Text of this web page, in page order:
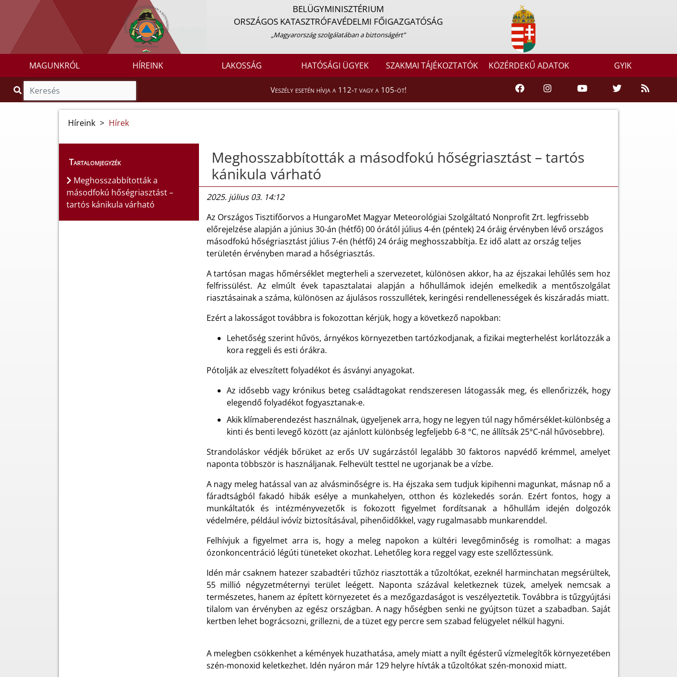
BELÜGYMINISZTÉRIUM
ORSZÁGOS KATASZTRÓFAVÉDELMI FŐIGAZGATÓSÁG
„Magyarország szolgálatában a biztonságért”
MAGUNKRÓL HÍREINK LAKOSSÁG HATÓSÁGI ÜGYEK SZAKMAI TÁJÉKOZTATÓK KÖZÉRDEKŰ ADATOK GYIK
Veszély esetén hívja a 112-t vagy a 105-öt!
Híreink > Hírek
Tartalomjegyzék
Meghosszabbították a
másodfokú hőségriasztást –
tartós kánikula várható
Meghosszabbították a másodfokú hőségriasztást – tartós
kánikula várható
2025. július 03. 14:12
Az Országos Tisztifőorvos a HungaroMet Magyar Meteorológiai Szolgáltató Nonprofit Zrt. legfrissebb
előrejelzése alapján a június 30-án (hétfő) 00 órától július 4-én (péntek) 24 óráig érvényben lévő országos
másodfokú hőségriasztást július 7-én (hétfő) 24 óráig meghosszabbítja. Ez idő alatt az ország teljes
területén érvényben marad a hőségriasztás.
A tartósan magas hőmérséklet megterheli a szervezetet, különösen akkor, ha az éjszakai lehűlés sem hoz
felfrissülést. Az elmúlt évek tapasztalatai alapján a hőhullámok idején emelkedik a mentőszolgálat
riasztásainak a száma, különösen az ájulásos rosszullétek, keringési rendellenességek és kiszáradás miatt.
Ezért a lakosságot továbbra is fokozottan kérjük, hogy a következő napokban:
Lehetőség szerint hűvös, árnyékos környezetben tartózkodjanak, a fizikai megterhelést korlátozzák a
kora reggeli és esti órákra.
Pótolják az elveszített folyadékot és ásványi anyagokat.
Az idősebb vagy krónikus beteg családtagokat rendszeresen látogassák meg, és ellenőrizzék, hogy
elegendő folyadékot fogyasztanak-e.
Akik klímaberendezést használnak, ügyeljenek arra, hogy ne legyen túl nagy hőmérséklet-különbség a
kinti és benti levegő között (az ajánlott különbség legfeljebb 6-8 °C, ne állítsák 25°C-nál hűvösebbre).
Strandoláskor védjék bőrüket az erős UV sugárzástól legalább 30 faktoros napvédő krémmel, amelyet
naponta többször is használjanak. Felhevült testtel ne ugorjanak be a vízbe.
A nagy meleg hatással van az alvásminőségre is. Ha éjszaka sem tudjuk kipihenni magunkat, másnap nő a
fáradtságból fakadó hibák esélye a munkahelyen, otthon és közlekedés során. Ezért fontos, hogy a
munkáltatók és intézményvezetők is fokozott figyelmet fordítsanak a hőhullám idején dolgozók
védelmére, például ivóvíz biztosításával, pihenőidőkkel, vagy rugalmasabb munkarenddel.
Felhívjuk a figyelmet arra is, hogy a meleg napokon a kültéri levegőminőség is romolhat: a magas
ózonkoncentráció légúti tüneteket okozhat. Lehetőleg kora reggel vagy este szellőztessünk.
Idén már csaknem hatezer szabadtéri tűzhöz riasztották a tűzoltókat, ezeknél harminchatan megsérültek,
55 millió négyzetméternyi terület leégett. Naponta százával keletkeznek tüzek, amelyek nemcsak a
természetes, hanem az épített környezetet és a mezőgazdaságot is veszélyeztetik. Továbbra is tűzgyújtási
tilalom van érvényben az egész országban. A nagy hőségben senki ne gyújtson tüzet a szabadban. Saját
kertben lehet bográcsozni, grillezni, de a tüzet egy percre sem szabad felügyelet nélkül hagyni.
A melegben csökkenhet a kémények huzathatása, amely miatt a nyílt égésterű vízmelegítők környezetében
szén-monoxid keletkezhet. Idén nyáron már 129 helyre hívták a tűzoltókat szén-monoxid miatt.